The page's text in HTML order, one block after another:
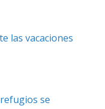
las vacaciones
se